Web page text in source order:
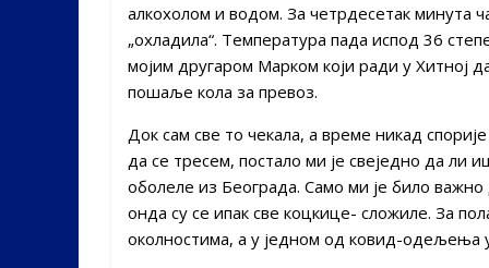
алкохолом и водом. За четрдесетак минута
„охладила“. Температура пада испод 36
мојим другаром Марком који ради у Хитној
пошаље кола за превоз.
Док сам све то чекала, а време никад
да се тресем, постало ми је свеједно да ли
оболеле из Београда. Само ми је било
онда су се ипак све коцкице- сложиле. За
околностима, а у једном од ковид-